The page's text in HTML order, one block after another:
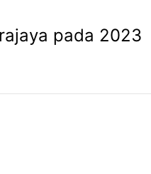
pada 2023